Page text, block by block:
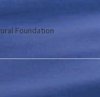
Foundation